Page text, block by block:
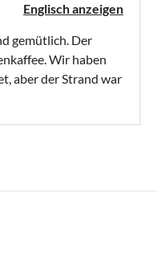
Englisch anzeigen
gemütlich. Der
Wir haben
aber der Strand war